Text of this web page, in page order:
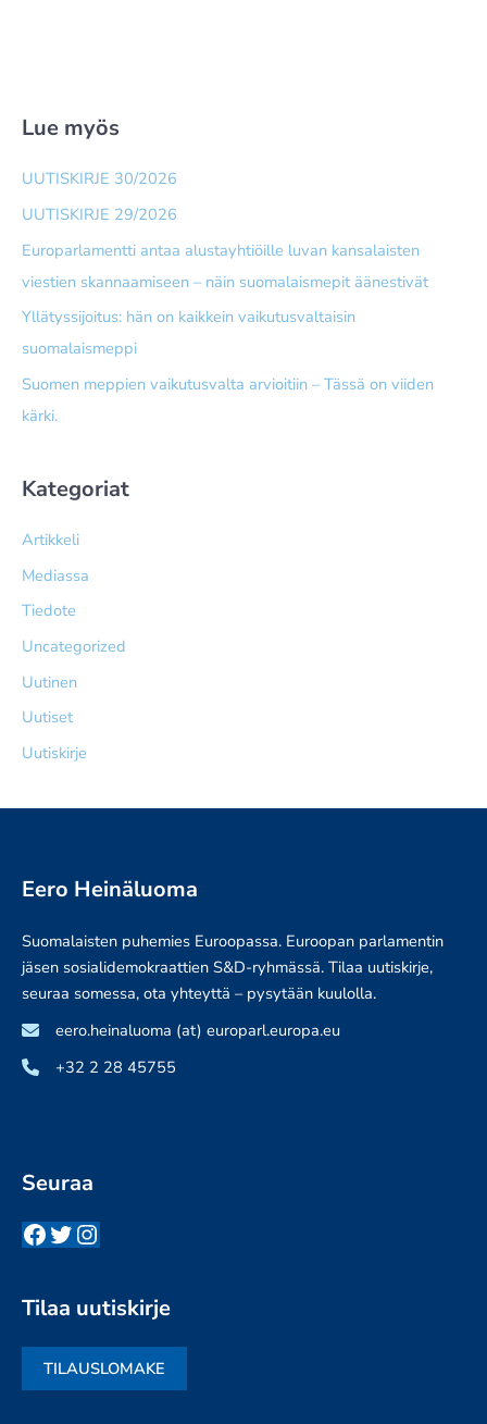
Lue myös
UUTISKIRJE 30/2026
UUTISKIRJE 29/2026
Europarlamentti antaa alusta­yhtiöille luvan kansalaisten
viestien skannaamiseen – näin suomalais­mepit äänestivät
Yllätyssijoitus: hän on kaikkein vaikutusvaltaisin
suomalaismeppi
Suomen meppien vaikutusvalta arvioitiin – Tässä on viiden
kärki.
Kategoriat
Artikkeli
Mediassa
Tiedote
Uncategorized
Uutinen
Uutiset
Uutiskirje
Eero Heinäluoma
Suomalaisten puhemies Euroopassa. Euroopan parlamentin
jäsen sosialidemokraattien S&D-ryhmässä. Tilaa uutiskirje,
seuraa somessa, ota yhteyttä – pysytään kuulolla.
eero.heinaluoma (at) europarl.europa.eu
+32 2 28 45755
Seuraa
Facebook
Twitter
Instagram
Tilaa uutiskirje
TILAUSLOMAKE